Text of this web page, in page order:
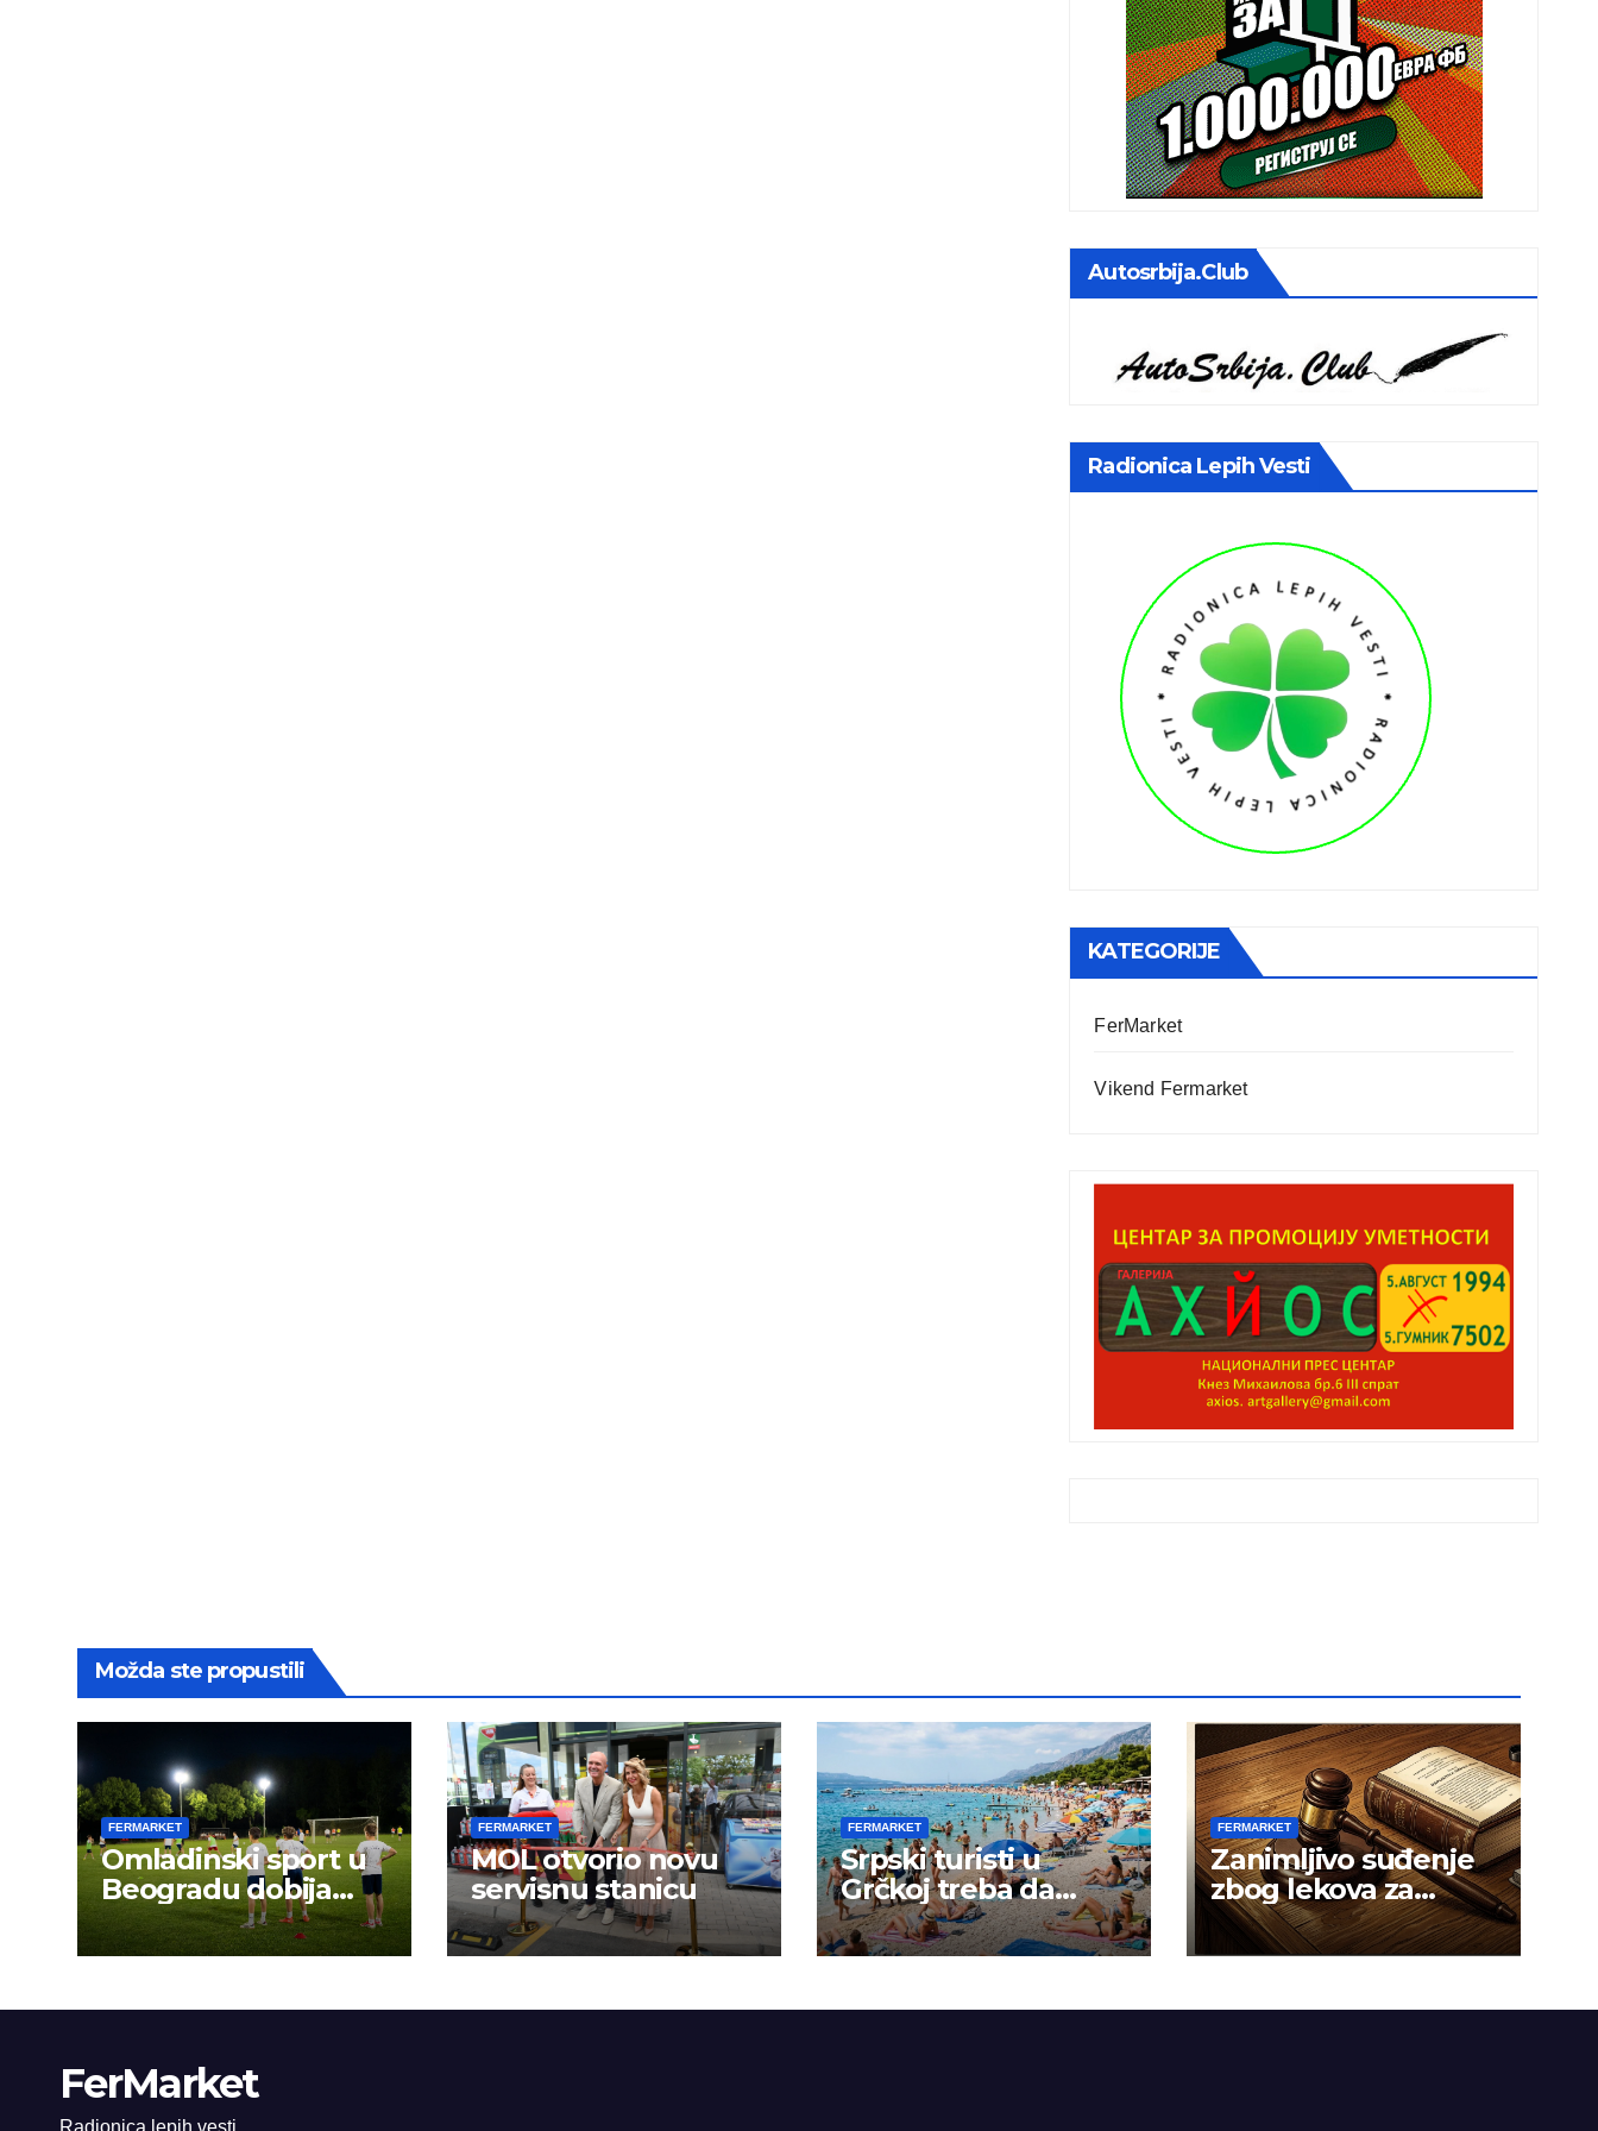
Autosrbija.club
Radionica Lepih Vesti
KATEGORIJE
FerMarket
Vikend Fermarket
Možda ste propustili
FERMARKET
Omladinski sport u
Beogradu dobija
novu energiju:
FERMARKET
MOL otvorio novu
servisnu stanicu
FERMARKET
Srpski turisti u
Grčkoj treba da
budu na oprezu
FERMARKET
Zanimljivo suđenje
zbog lekova za
gojaznost
FerMarket
Radionica lepih vesti